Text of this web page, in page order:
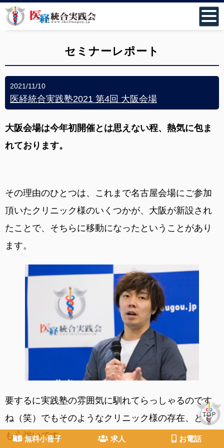
セミナーレポート
2021/11/10
医経統合実践塾2021 第4回 大阪会場
大阪会場は今年初開催とは思えない程、熱気に包ま
れております。
その理由のひとつは、これまで名古屋会場にご参加
頂いたクリニック様のいくつかが、大阪が新設され
たことで、そちらに移動になったということがあり
ます。
要するに実践塾の雰囲気に馴れてらっしゃるのです
ね（笑）でもそのようなクリニック様の存在、とて
も心強いです。
無料小冊子 求人 お電話